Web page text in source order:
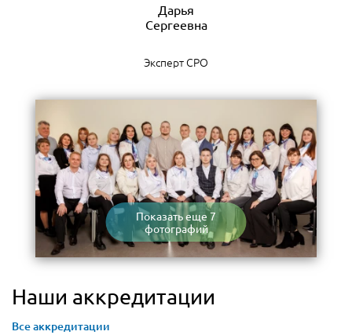
Дарья
Сергеевна
Эксперт СРО
Показать еще 7
фотографий
Наши аккредитации
Все аккредитации